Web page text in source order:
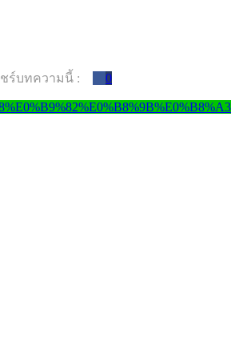
ร์บทความนี้ : 0